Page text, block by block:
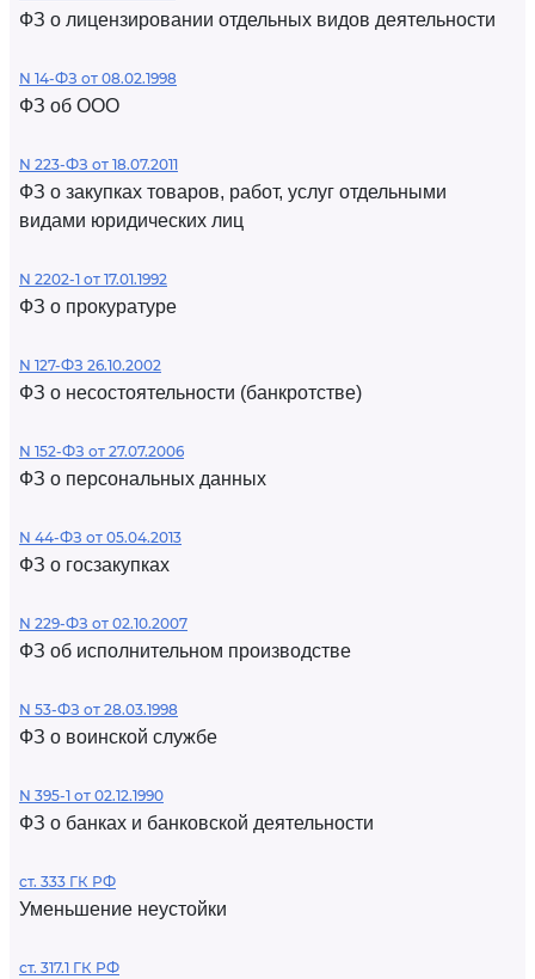
ФЗ о лицензировании отдельных видов деятельности
N 14-ФЗ от 08.02.1998
ФЗ об ООО
N 223-ФЗ от 18.07.2011
ФЗ о закупках товаров, работ, услуг отдельными
видами юридических лиц
N 2202-1 от 17.01.1992
ФЗ о прокуратуре
N 127-ФЗ 26.10.2002
ФЗ о несостоятельности (банкротстве)
N 152-ФЗ от 27.07.2006
ФЗ о персональных данных
N 44-ФЗ от 05.04.2013
ФЗ о госзакупках
N 229-ФЗ от 02.10.2007
ФЗ об исполнительном производстве
N 53-ФЗ от 28.03.1998
ФЗ о воинской службе
N 395-1 от 02.12.1990
ФЗ о банках и банковской деятельности
ст. 333 ГК РФ
Уменьшение неустойки
ст. 317.1 ГК РФ